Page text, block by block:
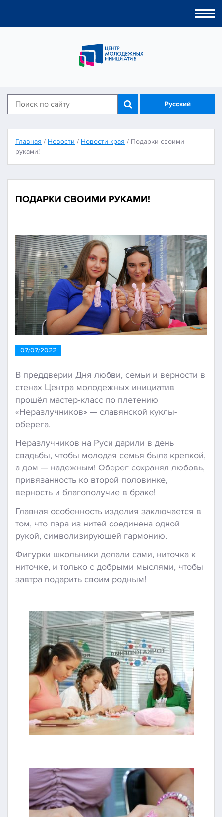
Русский
Главная / Новости / Новости края / Подарки своими
руками!
ПОДАРКИ СВОИМИ РУКАМИ!
07/07/2022
В преддверии Дня любви, семьи и верности в
стенах Центра молодежных инициатив
прошёл мастер-класс по плетению
«Неразлучников» — славянской куклы-
оберега.
Неразлучников на Руси дарили в день
свадьбы, чтобы молодая семья была крепкой,
а дом — надежным! Оберег сохранял любовь,
привязанность ко второй половинке,
верность и благополучие в браке!
Главная особенность изделия заключается в
том, что пара из нитей соединена одной
рукой, символизирующей гармонию.
Фигурки школьники делали сами, ниточка к
ниточке, и только с добрыми мыслями, чтобы
завтра подарить своим родным!